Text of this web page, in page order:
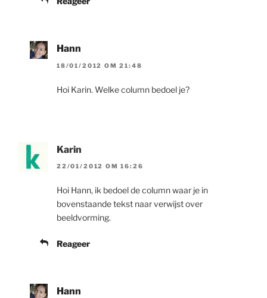
Hann
18/01/2012 OM 21:48
Hoi Karin. Welke column bedoel je?
Karin
22/01/2012 OM 16:26
Hoi Hann, ik bedoel de column waar je in
bovenstaande tekst naar verwijst over
beeldvorming.
Reageer
Hann